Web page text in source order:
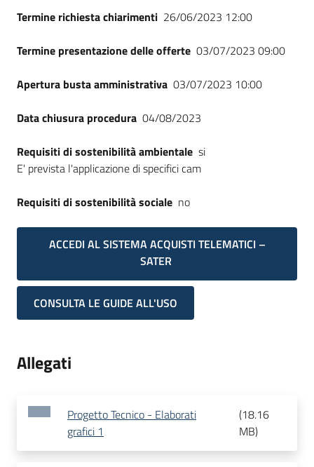
Termine richiesta chiarimenti 26/06/2023 12:00
Termine presentazione delle offerte 03/07/2023 09:00
Apertura busta amministrativa 03/07/2023 10:00
Data chiusura procedura 04/08/2023
Requisiti di sostenibilità ambientale si
E' prevista l'applicazione di specifici cam
Requisiti di sostenibilità sociale no
ACCEDI AL SISTEMA ACQUISTI TELEMATICI –
SATER
CONSULTA LE GUIDE ALL'USO
Allegati
Progetto Tecnico - Elaborati
grafici 1
(18.16
MB)